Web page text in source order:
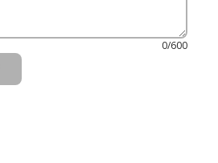
0/600